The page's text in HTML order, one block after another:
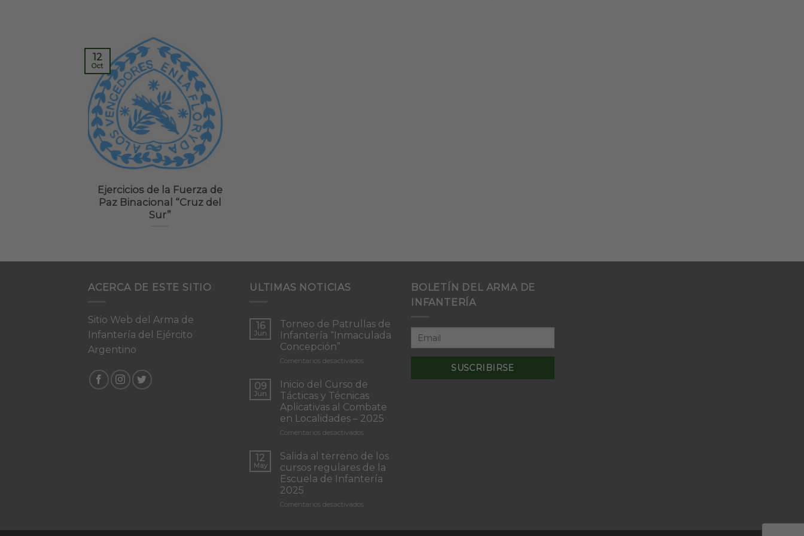
Ejercicios de la Fuerza de
Paz Binacional “Cruz del
Sur”
12
Oct
ACERCA DE ESTE SITIO
Sitio Web del Arma de
Infantería del Ejército
Argentino
ULTIMAS NOTICIAS
16
Jun
Torneo de Patrullas de
Infantería “Inmaculada
Concepción”
Comentarios desactivadosen
de
de
Infantería
“Inmaculada
09
Jun
Inicio del Curso de
Tácticas y Técnicas
Aplicativas al Combate
en Localidades – 2025
Comentarios desactivadosen
del
Curso
de
Tácticas
12
May
Salida al terreno de los
cursos regulares de la
Escuela de Infantería
2025
Comentarios desactivadosen
BOLETÍN DEL ARMA DE
INFANTERÍA